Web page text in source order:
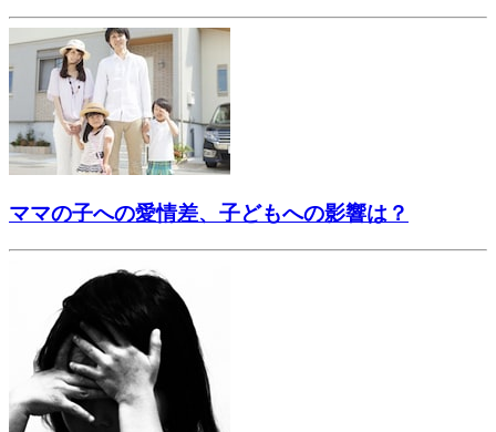
ママの子への愛情差、子どもへの影響は？